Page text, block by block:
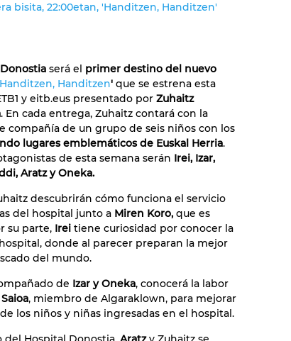
bisita, 22:00etan, 'Handitzen, Handitzen'
será el primer destino del nuevo
Handitzen, Handitzen' que se estrena esta
y eitb.eus presentado por Zuhaitz
. En cada entrega, Zuhaitz contará con la
compañía de un grupo de seis niños con los
lugares emblemáticos de Euskal Herria.
de esta semana serán Irei, Izar,
Aratz y Oneka.
descubrirán cómo funciona el servicio
del hospital junto a Miren Koro, que es
su parte, Irei tiene curiosidad por conocer la
donde al parecer preparan la mejor
del mundo.
de Izar y Oneka, conocerá la labor
Saioa, miembro de Algaraklown, para mejorar
los niños y niñas ingresadas en el hospital.